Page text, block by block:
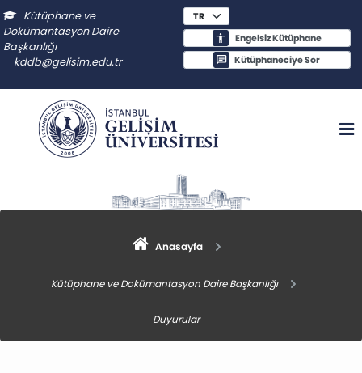
Kütüphane ve
Dokümantasyon Daire
Başkanlığı
kddb@gelisim.edu.tr
Engelsiz Kütüphane
Kütüphaneciye Sor
Anasayfa
Kütüphane ve Dokümantasyon Daire Başkanlığı
Duyurular